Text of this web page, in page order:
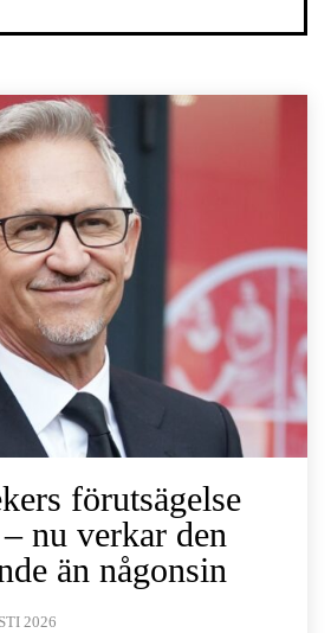
förutsägelse
nu verkar den
än någonsin
2026